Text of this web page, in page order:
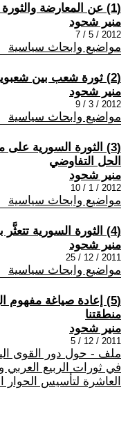
(1) عن المعارضة والثورة مرة أخرى
منير شحود
2012 / 5 / 7
مواضيع وابحاث سياسية
(2) ثورة شعب بين شعبوية القيادة وقرقعة السلاح
منير شحود
2012 / 3 / 9
مواضيع وابحاث سياسية
(3) الثورة السورية على
الحل التفاوضي
منير شحود
2012 / 1 / 10
مواضيع وابحاث سياسية
(4) الثورة السورية تتعثَّر بين متغيرات الداخل والخارج
منير شحود
2011 / 12 / 25
مواضيع وابحاث سياسية
(5) إعادة صياغة
منطقتنا
منير شحود
2011 / 12 / 5
ملف - حول دور القوى
في ثورات الربيع العربي
العاشرة لتأسيس الحوار